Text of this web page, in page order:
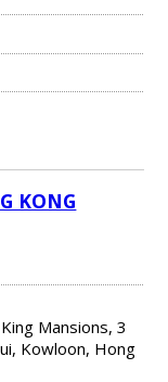
KONG
Mansions, 3
Kowloon, Hong